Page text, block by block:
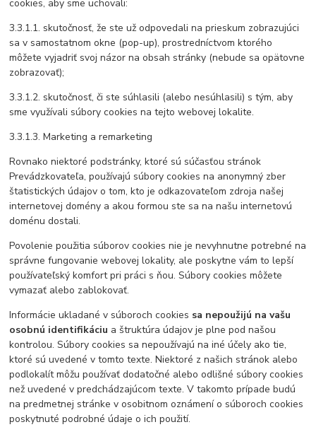
cookies, aby sme uchovali:
3.3.1.1. skutočnosť, že ste už odpovedali na prieskum zobrazujúci
sa v samostatnom okne (pop-up), prostredníctvom ktorého
môžete vyjadriť svoj názor na obsah stránky (nebude sa opätovne
zobrazovať);
3.3.1.2. skutočnosť, či ste súhlasili (alebo nesúhlasili) s tým, aby
sme využívali súbory cookies na tejto webovej lokalite.
3.3.1.3. Marketing a remarketing
Rovnako niektoré podstránky, ktoré sú súčasťou stránok
Prevádzkovateľa, používajú súbory cookies na anonymný zber
štatistických údajov o tom, kto je odkazovateľom zdroja našej
internetovej domény a akou formou ste sa na našu internetovú
doménu dostali.
Povolenie použitia súborov cookies nie je nevyhnutne potrebné na
správne fungovanie webovej lokality, ale poskytne vám to lepší
používateľský komfort pri práci s ňou. Súbory cookies môžete
vymazať alebo zablokovať.
Informácie ukladané v súboroch cookies sa nepoužijú na vašu
osobnú identifikáciu a štruktúra údajov je plne pod našou
kontrolou. Súbory cookies sa nepoužívajú na iné účely ako tie,
ktoré sú uvedené v tomto texte. Niektoré z našich stránok alebo
podlokalít môžu používať dodatočné alebo odlišné súbory cookies
než uvedené v predchádzajúcom texte. V takomto prípade budú
na predmetnej stránke v osobitnom oznámení o súboroch cookies
poskytnuté podrobné údaje o ich použití.